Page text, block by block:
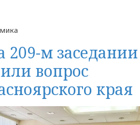
209-м заседании
вопрос
края